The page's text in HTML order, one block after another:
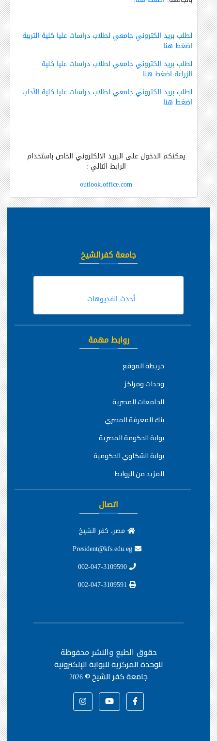
اضغط هنا
الزراعة اضغط هنا
اضغط هنا
يمكنكم الدخول على البريد الالكتروني الخاص باستخدام
الرابط التالي :
outlook.office.com
جامعة كفرالشيخ
أحدث الفديوهات
روابط مهمة
خريطة الموقع
وحدات ومراكز
الجامعات المصرية
بنك المعرفة المصري
بوابة الحكومة المصرية
بوابة الشكاوي الحكومية
المزيد من الروابط
اتصال
مصر، كفر الشيخ
حقوق الطبع والنشر محفوظة
للوحدة المركزية للبوابة الإلكترونية
جامعة كفر الشيخ ©2026